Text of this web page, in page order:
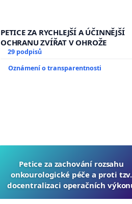
PETICE ZA RYCHLEJŠÍ A ÚČINNĚJŠÍ
OCHRANU ZVÍŘAT V OHROŽE
29 podpisů
Oznámení o transparentnosti
Petice za zachování rozsahu
onkourologické péče a proti tzv.
docentralizaci operačních